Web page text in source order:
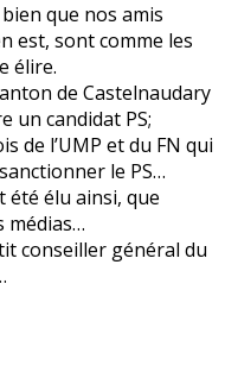
que nos amis
est, sont comme les
élire.
de Castelnaudary
un candidat PS;
de l’UMP et du FN qui
le PS…
été élu ainsi, que
médias…
conseiller général du